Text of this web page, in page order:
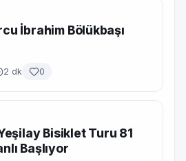
İbrahim Bölükbaşı
2 dk 0
Bisiklet Turu 81
Başlıyor